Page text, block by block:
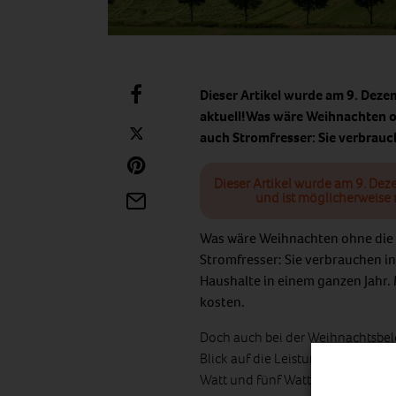
Dieser Artikel wurde am 9.
aktuell!Was wäre Weihnachten
auch Stromfresser: Sie
Dieser Artikel wurde am 9.
und ist
Was wäre Weihnachten ohne
Stromfresser: Sie verbrauchen
Haushalte in einem ganzen
kosten.
Doch auch bei der
Blick auf die Leistung der
Watt und fünf Watt. Allein durch